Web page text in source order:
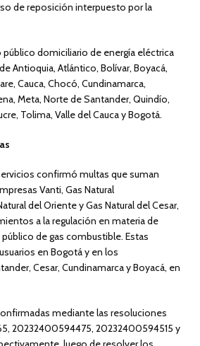
de reposición interpuesto por la
público domiciliario de energía eléctrica
Antioquia, Atlántico, Bolívar, Boyacá,
Cauca, Chocó, Cundinamarca,
Meta, Norte de Santander, Quindío,
Tolima, Valle del Cauca y Bogotá.
confirmó multas que suman
Vanti, Gas Natural
del Oriente y Gas Natural del Cesar,
a la regulación en materia de
de gas combustible. Estas
en Bogotá y en los
Cesar, Cundinamarca y Boyacá, en
mediante las resoluciones
20232400594475, 20232400594515 y